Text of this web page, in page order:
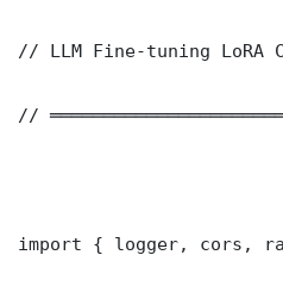
// LLM Fine-tuning LoRA
//
import { logger, cors,